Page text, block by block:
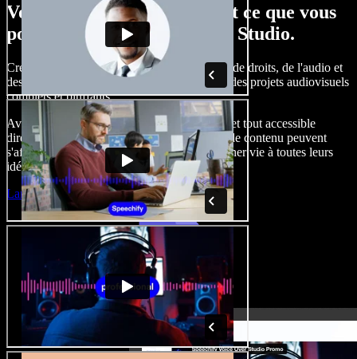
Voici un petit aperçu de tout ce que vous
pouvez faire avec Speechify Studio.
Créez des voix off, ajoutez des images libres de droits, de l'audio et
des vidéos, clonez votre voix, pour produire des projets audiovisuels
complets et bluffants.
Avec une courbe d'apprentissage inexistante et tout accessible
directement dans le navigateur, les créateurs de contenu peuvent
s'affranchir des contraintes habituelles et donner vie à toutes leurs
idées.
Lancer le Studio